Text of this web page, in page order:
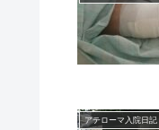
アテローマ入院日記